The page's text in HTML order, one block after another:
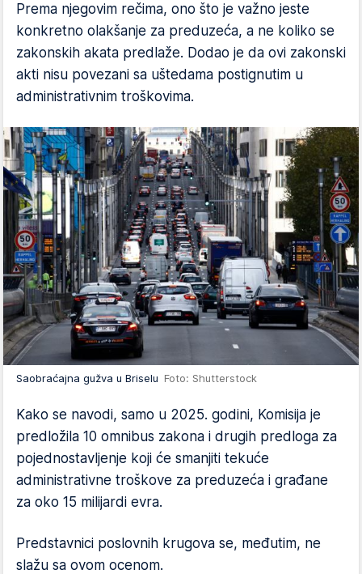
Prema njegovim rečima, ono što je važno jeste
konkretno olakšanje za preduzeća, a ne koliko se
zakonskih akata predlaže. Dodao je da ovi zakonski
akti nisu povezani sa uštedama postignutim u
administrativnim troškovima.
Saobraćajna gužva u Briselu Foto: Shutterstock
Kako se navodi, samo u 2025. godini, Komisija je
predložila 10 omnibus zakona i drugih predloga za
pojednostavljenje koji će smanjiti tekuće
administrativne troškove za preduzeća i građane
za oko 15 milijardi evra.
Predstavnici poslovnih krugova se, međutim, ne
slažu sa ovom ocenom.